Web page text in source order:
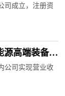
司成立，注册资
源高端装备营
公司实现营业收